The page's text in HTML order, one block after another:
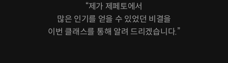
“제가 제페토에서
많은 인기를 얻을 수 있었던 비결을
이번 클래스를 통해 알려 드리겠습니다.”